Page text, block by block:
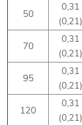
50
0,31
(0,21)
70
0,31
(0,21)
95
0,31
(0,21)
120
0,31
(0,21)